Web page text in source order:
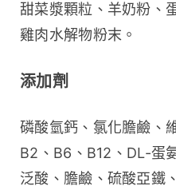
甜菜漿顆粒、羊奶粉、
雞肉水解物粉末。
添加劑
磷酸氫鈣、氯化膽鹼、
B2、B6、B12、DL-蛋
泛酸、膽鹼、硫酸亞鐵